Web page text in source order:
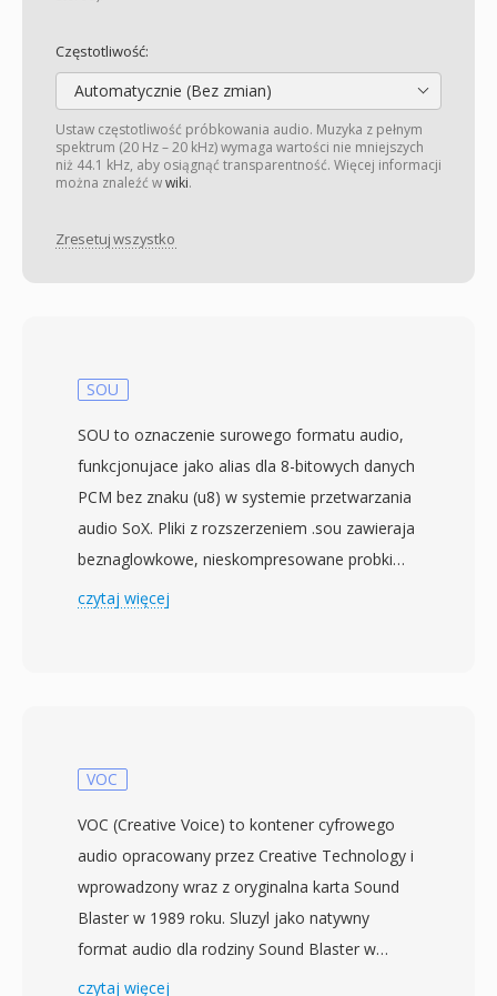
Częstotliwość:
Automatycznie (Bez zmian)
Ustaw częstotliwość próbkowania audio. Muzyka z pełnym
spektrum (20 Hz – 20 kHz) wymaga wartości nie mniejszych
niż 44.1 kHz, aby osiągnąć transparentność. Więcej informacji
można znaleźć wwiki.
Zresetuj wszystko
SOU
SOU to oznaczenie surowego formatu audio,
funkcjonujace jako alias dla 8-bitowych danych
PCM bez znaku (u8) w systemie przetwarzania
audio SoX. Pliki z rozszerzeniem .sou zawieraja
beznaglowkowe, nieskompresowane probki
audio przechowywane jako 8-bitowe liczby
musza byc okreslone zewnetrznie. Domyslne
dane moga reprezentowac dowolna
czestotliwosc obslugiwana przez sprzet
nagrywajacy. Kodowanie u8, ktorego SOU jest
aliasem, jest jedna z najprostszych mozliwych
reprezentacji cyfrowego audio, poprzedzajaca
czytaj więcej
VOC
VOC (Creative Voice) to kontener cyfrowego
audio opracowany przez Creative Technology i
wprowadzony wraz z oryginalna karta Sound
Blaster w 1989 roku. Sluzyl jako natywny
format audio dla rodziny Sound Blaster w
epoce DOS, kiedy sprzet Creative dominowal w
czytaj więcej